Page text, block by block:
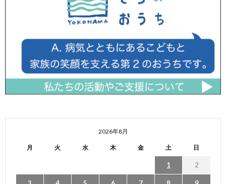
2026年8月
月 火 水 木 金 土 日
1 2